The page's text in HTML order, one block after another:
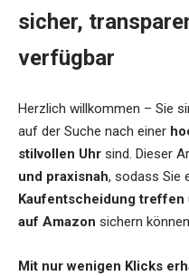
sicher,
verfügbar
Herzlich willkommen – Sie
auf der Suche nach einer
stilvollen Uhr sind. Dieser
und praxisnah, sodass Sie
Kaufentscheidung treffen
auf Amazon sichern
Mit nur wenigen Klicks